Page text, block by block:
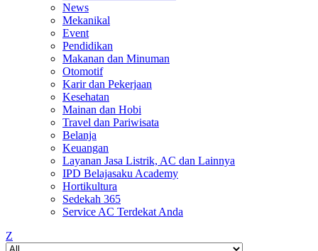
News
Mekanikal
Event
Pendidikan
Makanan dan Minuman
Otomotif
Karir dan Pekerjaan
Kesehatan
Mainan dan Hobi
Travel dan Pariwisata
Belanja
Keuangan
Layanan Jasa Listrik, AC dan Lainnya
IPD Belajasaku Academy
Hortikultura
Sedekah 365
Service AC Terdekat Anda
Z